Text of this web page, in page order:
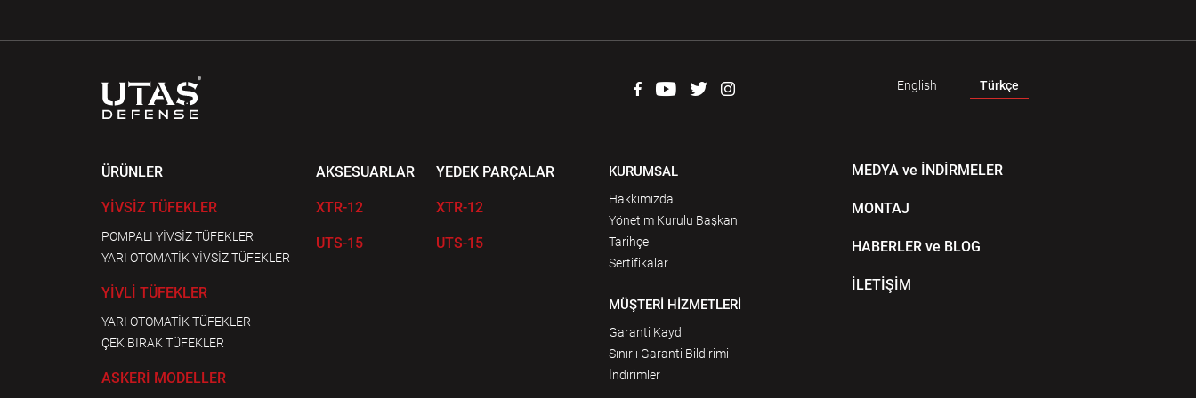
English Türkçe
ÜRÜNLER
YİVSİZ TÜFEKLER
POMPALI YİVSİZ TÜFEKLER
YARI OTOMATİK YİVSİZ TÜFEKLER
YİVLİ TÜFEKLER
YARI OTOMATİK TÜFEKLER
ÇEK BIRAK TÜFEKLER
ASKERİ MODELLER
AKSESUARLAR
XTR-12
UTS-15
YEDEK PARÇALAR
XTR-12
UTS-15
KURUMSAL
Hakkımızda
Yönetim Kurulu Başkanı
Tarihçe
Sertifikalar
MÜŞTERİ HİZMETLERİ
Garanti Kaydı
Sınırlı Garanti Bildirimi
İndirimler
MEDYA ve İNDİRMELER
MONTAJ
HABERLER ve BLOG
İLETİŞİM